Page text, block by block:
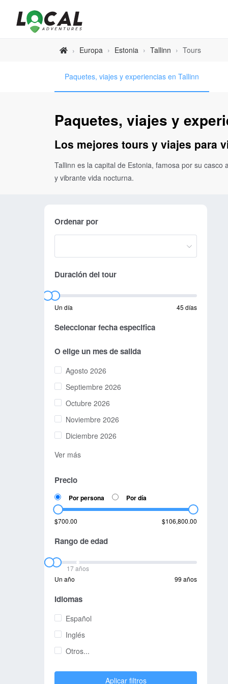
› Europa › Estonia › Tallinn › Tours
Paquetes, viajes y experiencias en Tallinn
Paquetes, viajes y
Los mejores tours y viajes para
Tallinn es la capital de Estonia, famosa por su
y vibrante vida nocturna.
Ordenar por
Duración del tour
Un día 45 días
Seleccionar fecha especifica
O elige un mes de salida
Agosto 2026
Septiembre 2026
Octubre 2026
Noviembre 2026
Diciembre 2026
Ver más
Precio
Por persona Por día
$700.00 $106,800.00
Rango de edad
17 años
Un año
99 años
Idiomas
Español
Inglés
Otros...
Aplicar filtros